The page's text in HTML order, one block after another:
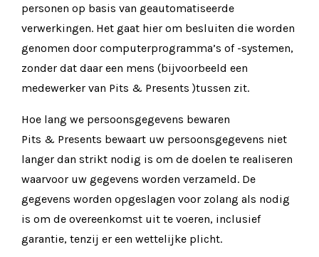
personen op basis van geautomatiseerde
verwerkingen. Het gaat hier om besluiten die worden
genomen door computerprogramma’s of -systemen,
zonder dat daar een mens (bijvoorbeeld een
medewerker van Pits & Presents )tussen zit.
Hoe lang we persoonsgegevens bewaren
Pits & Presents bewaart uw persoonsgegevens niet
langer dan strikt nodig is om de doelen te realiseren
waarvoor uw gegevens worden verzameld. De
gegevens worden opgeslagen voor zolang als nodig
is om de overeenkomst uit te voeren, inclusief
garantie, tenzij er een wettelijke plicht.